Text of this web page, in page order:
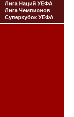
Лига Наций УЕФА
Лига Чемпионов
Суперкубок УЕФА